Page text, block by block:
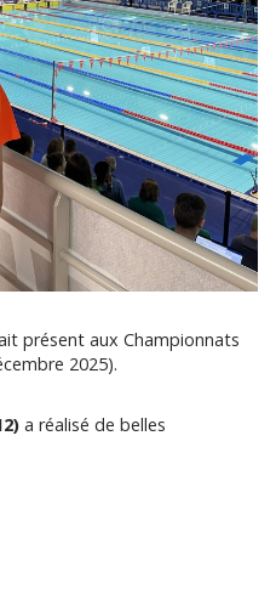
présent aux Championnats
2025).
a réalisé de belles